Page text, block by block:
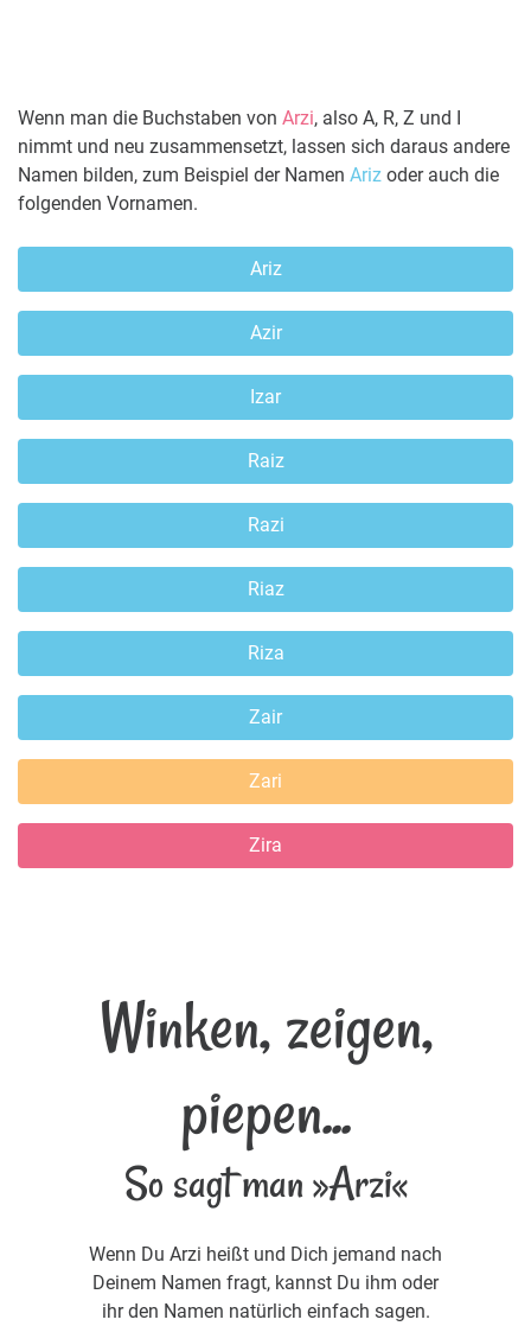
Wenn man die Buchstaben von Arzi, also A, R, Z und I
nimmt und neu zusammensetzt, lassen sich daraus andere
Namen bilden, zum Beispiel der Namen Ariz oder auch die
folgenden Vornamen.
Ariz
Azir
Izar
Raiz
Razi
Riaz
Riza
Zair
Zari
Zira
Winken, zeigen,
piepen...
So sagt man »Arzi«
Wenn Du Arzi heißt und Dich jemand nach
Deinem Namen fragt, kannst Du ihm oder
ihr den Namen natürlich einfach sagen.